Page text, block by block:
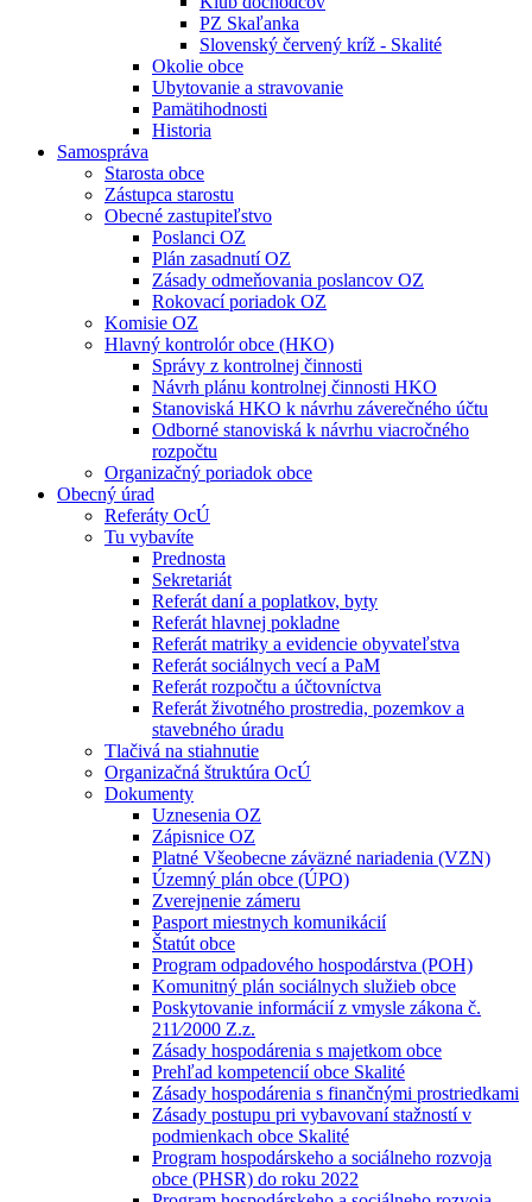
PZ Skaľanka
Slovenský červený kríž - Skalité
Okolie obce
Ubytovanie a stravovanie
Pamätihodnosti
Historia
Samospráva
Starosta obce
Zástupca starostu
Obecné zastupiteľstvo
Poslanci OZ
Plán zasadnutí OZ
Zásady odmeňovania poslancov OZ
Rokovací poriadok OZ
Komisie OZ
Hlavný kontrolór obce (HKO)
Správy z kontrolnej činnosti
Návrh plánu kontrolnej činnosti HKO
Stanoviská HKO k návrhu záverečného účtu
Odborné stanoviská k návrhu viacročného
rozpočtu
Organizačný poriadok obce
Obecný úrad
Referáty OcÚ
Tu vybavíte
Prednosta
Sekretariát
Referát daní a poplatkov, byty
Referát hlavnej pokladne
Referát matriky a evidencie obyvateľstva
Referát sociálnych vecí a PaM
Referát rozpočtu a účtovníctva
Referát životného prostredia, pozemkov a
stavebného úradu
Tlačivá na stiahnutie
Organizačná štruktúra OcÚ
Dokumenty
Uznesenia OZ
Zápisnice OZ
Platné Všeobecne záväzné nariadenia (VZN)
Územný plán obce (ÚPO)
Zverejnenie zámeru
Pasport miestnych komunikácií
Štatút obce
Program odpadového hospodárstva (POH)
Komunitný plán sociálnych služieb obce
Poskytovanie informácií z vmysle zákona č.
211⁄2000 Z.z.
Zásady hospodárenia s majetkom obce
Prehľad kompetencií obce Skalité
Zásady hospodárenia s finančnými prostriedkami
Zásady postupu pri vybavovaní stažností v
podmienkach obce Skalité
Program hospodárskeho a sociálneho rozvoja
obce (PHSR) do roku 2022